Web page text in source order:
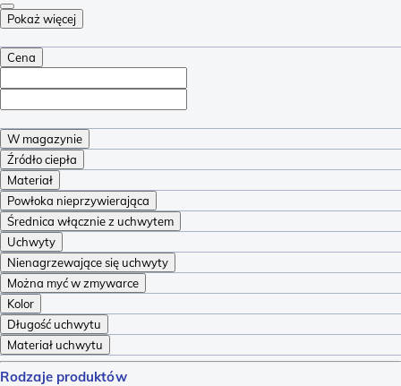
Pokaż więcej
Cena
W magazynie
Źródło ciepła
Materiał
Powłoka nieprzywierająca
Średnica włącznie z uchwytem
Uchwyty
Nienagrzewające się uchwyty
Można myć w zmywarce
Kolor
Długość uchwytu
Materiał uchwytu
Rodzaje produktów